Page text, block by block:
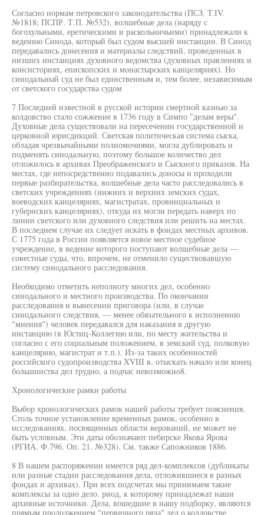
Согласно нормам петровского законодательства (ПСЗ. T.IV.
№1818; ПСПР. Т.П. №532), волшебные дела (наряду с
богохульными, еретическими и раскольничьими) принадлежали к
ведению Синода, который был судом высшей инстанции. В Синод
передавались донесения и материалы следствий, проведенных в
низших инстанциях духовного ведомства (духовных правлениях и
консисториях, епископских и монастырских канцеляриях). Но
синодальный суд не был единственным и, тем более, независимым
от светского государства судом
7 Последней известной в русской истории смертной казнью за
колдовство стало сожжение в 1736 году в Симпо "делам веры".
Духовные дела существовали на пересечении государственной и
церковной юрисдикций. Светская политическая система сыска,
обладая чрезвычайными полномочиями, могла дублировать и
подменять синодальную, поэтому большое количество дел
отложилось в архивах Преображенского и Сыскного приказов. На
местах, где непосредственно подавались доносы и проходили
первые разбирательства, волшебные дела часто расследовались в
светских учреждениях (нижних и верхних земских судах,
воеводских канцеляриях, магистратах, провинциальных и
губернских канцеляриях), откуда их могли передать наверх по
линии светского или духовного следствия или решить на местах.
В последнем случае их следует искать в фондах местных архивов.
С 1775 года в России появляется новое местное судебное
учреждение, в ведение которого поступают волшебные дела —
совестные суды, что, впрочем, не отменило существовавшую
систему синодального расследования.
Необходимо отметить неполноту многих дел, особенно
синодального и местного производства. По окончании
расследования и вынесении приговора (или, в случае
синодального следствия, — менее обязательного к исполнению
"мнения") человек передавался для наказания в другую
инстанцию (в Юстиц-Коллегию или, по месту жительства и
согласно с его социальным положением, в земский суд, полковую
канцелярию, магистрат и т.п.). Из-за таких особенностей
российского судопроизводства XVIII в. отыскать начало или конец
большинства дел трудно, а подчас невозможно8.
Хронологические рамки работы
Выбор хронологических рамок нашей работы требует пояснения.
Столь точное установление временных рамок, особенно в
исследованиях, посвященных области верований, не может не
быть условным. Эти даты обозначают пебирске Якова Ярова
(РГИА. Ф.796. Оп. 21. №328). См. также Сапожников 1886.
8 В нашем распоряжении имеется ряд дел-комплексов (дубликаты
или разные стадии расследования дела, отложившиеся в разных
фондах и архивах). При всех подсчетах мы принимаем такие
комплексы за одно дело. риод, к которому принадлежат наши
архивные источники. Дела, вошедшие в нашу подборку, являются
прямым продолжением "первичного ряда" дел о колдовстве,